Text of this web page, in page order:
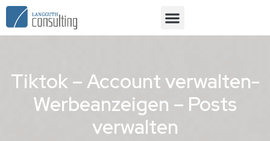
Tiktok – Account verwalten-
Werbeanzeigen – Posts
verwalten